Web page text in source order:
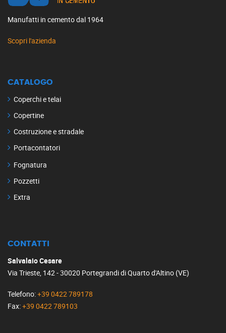
Manufatti in cemento dal 1964
Scopri l'azienda
CATALOGO
Coperchi e telai
Copertine
Costruzione e stradale
Portacontatori
Fognatura
Pozzetti
Extra
CONTATTI
Salvalaio Cesare
Via Trieste, 142 - 30020 Portegrandi di Quarto d'Altino (VE)
Telefono:+39 0422 789178
Fax:+39 0422 789103